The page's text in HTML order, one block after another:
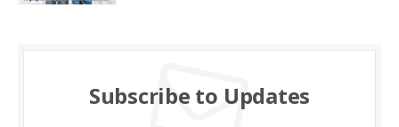
Subscribe to Updates